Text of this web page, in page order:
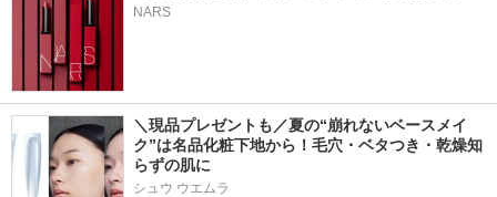
NARS
＼現品プレゼントも／夏の“崩れないベースメイ
ク”は名品化粧下地から！毛穴・ベタつき・乾燥知
らずの肌に
シュウ ウエムラ